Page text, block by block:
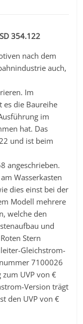
354.122
nach dem
auch,
Im
es die Baureihe
im
hat. Das
und ist beim
angeschrieben.
Wasserkasten
dies einst bei der
Modell mehrere
welche den
und
Stern
Gleichstrom-
7100026
UVP von €
Version trägt
den UVP von €